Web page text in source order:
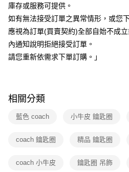
台灣樂天信用卡公司
運送方式
廠商自送宅配免運
庫存或服務可提供。
如有無法接受訂單之異常情形，或您
應視為訂單(買賣契約)全部自始不成
內通知說明拒絕接受訂單。
請您重新依需求下單訂購。」
相關分類
藍色 coach 小牛皮 鑰匙圈
coach 鑰匙圈 精品 鑰匙圈
coach 小牛皮 鑰匙圈 吊飾